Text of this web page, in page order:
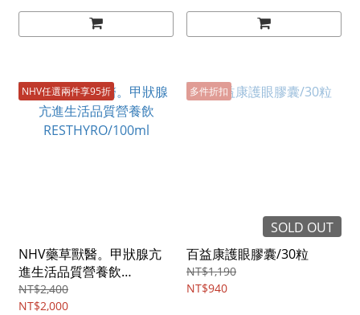
NHV任選兩件享95折
NHV藥草獸醫。甲狀腺亢
進生活品質營養飲
RESTHYRO/100ml
NT$2,400
NT$2,000
多件折扣
SOLD OUT
百益康護眼膠囊/30粒
NT$1,190
NT$940